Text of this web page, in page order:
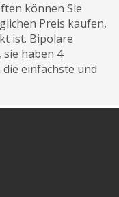
können Sie
Preis kaufen,
ist. Bipolare
haben 4
einfachste und